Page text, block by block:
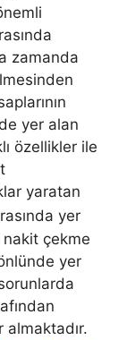
zamanda
yer alan
özellikler ile
yaratan
yer
çekme
yer
almaktadır.